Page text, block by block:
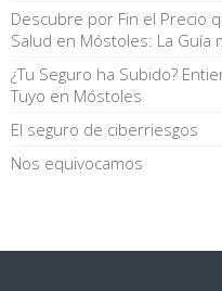
Descubre por Fin el Precio
Salud en Móstoles: La Guía
¿Tu Seguro ha Subido?
Tuyo en Móstoles
El seguro de ciberriesgos
Nos equivocamos